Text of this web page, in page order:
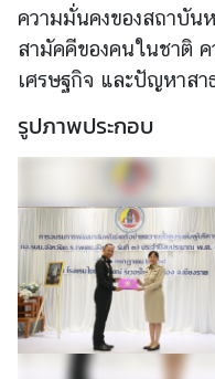
ง
เ
รี
น
ส
อ
ท
.
ส
ความมั่นคงของสถาบัน
สามัคคีของคนในชาติ
เศรษฐกิจ และปัญหาส
รูปภาพประกอบ